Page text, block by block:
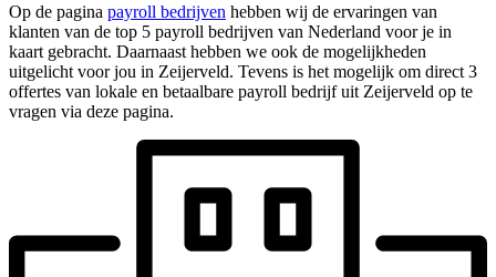
Op de pagina payroll bedrijven hebben wij de ervaringen van
klanten van de top 5 payroll bedrijven van Nederland voor je in
kaart gebracht. Daarnaast hebben we ook de mogelijkheden
uitgelicht voor jou in Zeijerveld. Tevens is het mogelijk om direct 3
offertes van lokale en betaalbare payroll bedrijf uit Zeijerveld op te
vragen via deze pagina.